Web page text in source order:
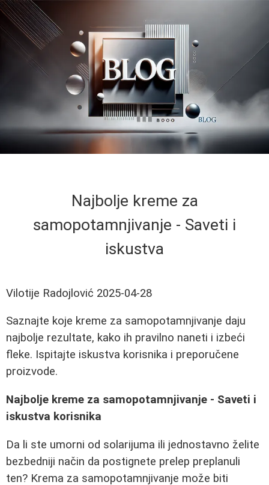
Najbolje kreme za
samopotamnjivanje - Saveti i
iskustva
Vilotije Radojlović 2025-04-28
Saznajte koje kreme za samopotamnjivanje daju
najbolje rezultate, kako ih pravilno naneti i izbeći
fleke. Ispitajte iskustva korisnika i preporučene
proizvode.
Najbolje kreme za samopotamnjivanje - Saveti i
iskustva korisnika
Da li ste umorni od solarijuma ili jednostavno želite
bezbedniji način da postignete prelep preplanuli
ten? Krema za samopotamnjivanje može biti